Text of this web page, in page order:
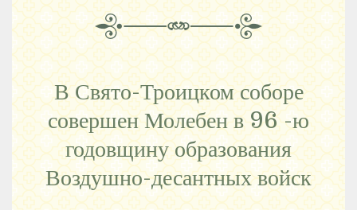
В Свято-Троицком соборе
совершен Молебен в 96 -ю
годовщину образования
Воздушно-десантных войск